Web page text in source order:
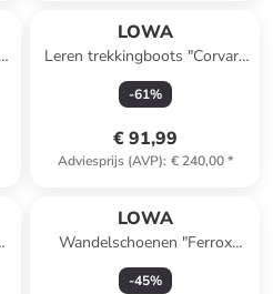
LOWA
Leren trekkingboots "Corvara
GTX" zwart
-61%
€ 91,99
Adviesprijs (AVP): € 240,00*
LOWA
Wandelschoenen "Ferrox
GTX" antraciet
-45%